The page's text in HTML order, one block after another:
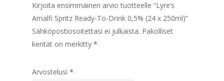
Kirjoita ensimmäinen arvio tuotteelle “Lyre’s
Amalfi Spritz Ready-To-Drink 0,5% (24 x 250ml)”
Sähköpostiosoitettasi ei julkaista. Pakolliset
kentät on merkitty *
Arvostelusi *